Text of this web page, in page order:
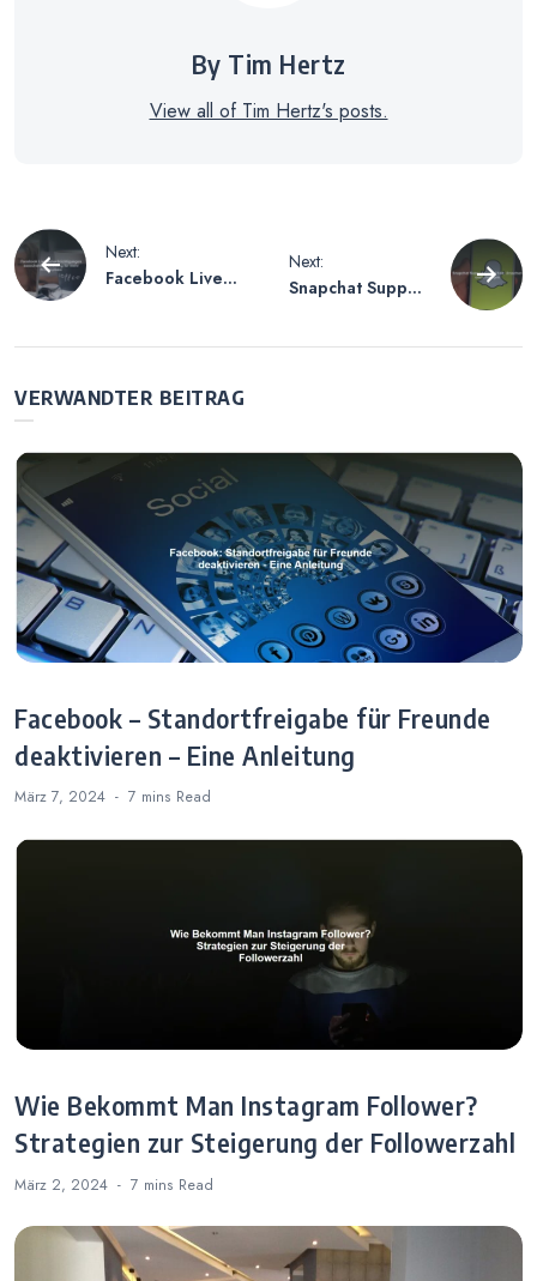
By Tim Hertz
View all of Tim Hertz's posts.
Beitragsnavigation
Next:
Facebook Live
Privatsphäre
Next:
Snapchat Support
VERWANDTER BEITRAG
Facebook – Standortfreigabe für Freunde
deaktivieren – Eine Anleitung
März 7, 2024 7 mins Read
Wie Bekommt Man Instagram Follower?
Strategien zur Steigerung der Followerzahl
März 2, 2024 7 mins Read